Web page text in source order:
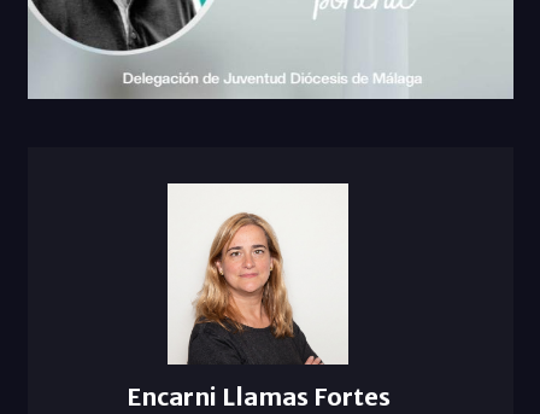
Encarni Llamas Fortes